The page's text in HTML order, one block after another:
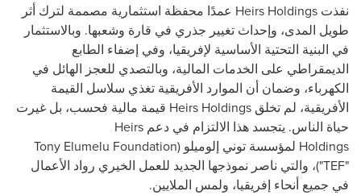
نفذت Heirs Holdings عمدًا محفظة استثمارية مصممة لترك أثر
طويل المدى، وإحداث تغيير جذري في قارة وشعبها. وبالاستثمار
في البنية التحتية الأساسية لإفريقيا، وفي إضفاء الطابع
الديمقراطي على الخدمات المالية، وبالتصدي للعجز الهائل في
الكهرباء، وضمان أن الموارد الأفريقية تغذي سلاسل القيمة
الأفريقية، لم تخلق Heirs Holdings قيمة مالية فحسب، بل غيرت
حياة الناس. يتجسد هذا الالتزام في دعم Heirs
Holdings لمؤسسة توني إلوميلو (‎Tony Elumelu Foundation
"
TEF")، والتي ناصر نموذجها الجديد للعمل الخيري رواد الأعمال
في جميع أنحاء إفريقيا، ولمس الملايين.